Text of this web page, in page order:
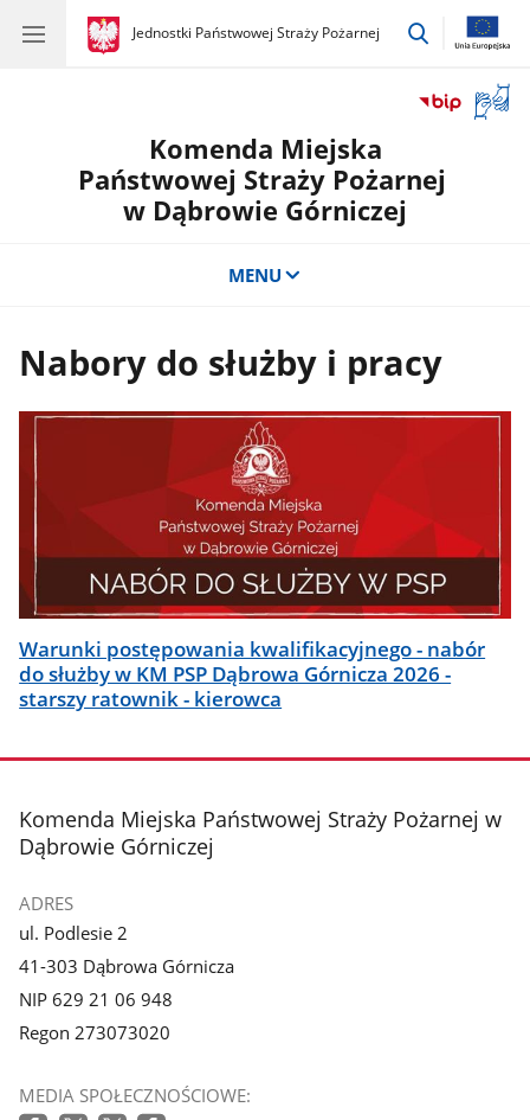
gov.pl
Jednostki Państwowej Straży Pożarnej
gov.pl
Jednostki
przejdź
okno
Komenda Miejska
Państwowej Straży Pożarnej
w Dąbrowie Górniczej
MENU
Nabory do służby i pracy
Warunki postępowania kwalifikacyjnego - nabór
do służby w KM PSP Dąbrowa Górnicza 2026 -
starszy ratownik - kierowca
stopka
Komenda Miejska Państwowej Straży Pożarnej w
Dąbrowie Górniczej
ADRES
ul. Podlesie 2
41-303 Dąbrowa Górnicza
NIP 629 21 06 948
Regon 273073020
MEDIA SPOŁECZNOŚCIOWE: